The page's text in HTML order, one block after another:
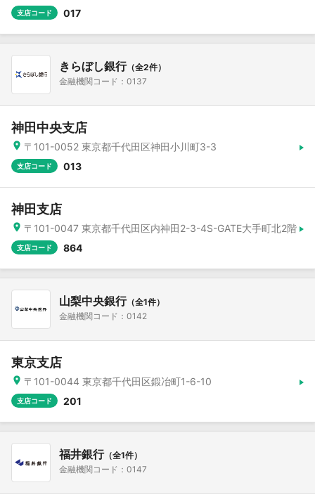
支店コード 017
きらぼし銀行（全2件）
金融機関コード：0137
神田中央支店
〒101-0052 東京都千代田区神田小川町3-3
支店コード 013
神田支店
〒101-0047 東京都千代田区内神田2-3-4S-GATE大手町北2階
支店コード 864
山梨中央銀行（全1件）
金融機関コード：0142
東京支店
〒101-0044 東京都千代田区鍛冶町1-6-10
支店コード 201
福井銀行（全1件）
金融機関コード：0147